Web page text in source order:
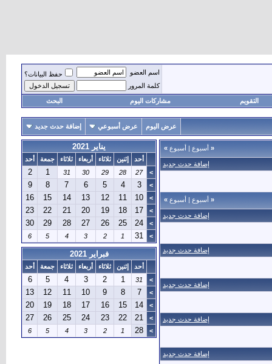
اسم العضو
حفظ البيانات؟
كلمة المرور
التقويم مشاركات اليوم البحث
عرض اليوم عرض أسبوعي إضافة حدث جديد
« أسبوع | أسبوع »
إضافة حدث جديد
« أسبوع | أسبوع »
إضافة حدث جديد
إضافة حدث جديد
إضافة حدث جديد
إضافة حدث جديد
إضافة حدث جديد
يناير 2021
أحد إثنين ثلاثاء أربعاء ثلاثاء جمعة
أحد
>
27
28
29
30
31
1
2
>
3
4
5
6
7
8
9
>
10
11
12
13
14
15
16
>
17
18
19
20
21
22
23
>
24
25
26
27
28
29
30
>
31
1
2
3
4
5
6
فبراير 2021
أحد إثنين ثلاثاء أربعاء ثلاثاء جمعة
أحد
>
31
1
2
3
4
5
6
>
7
8
9
10
11
12
13
>
14
15
16
17
18
19
20
>
21
22
23
24
25
26
27
>
28
1
2
3
4
5
6